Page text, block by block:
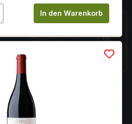
Gib den
In den Warenkorb